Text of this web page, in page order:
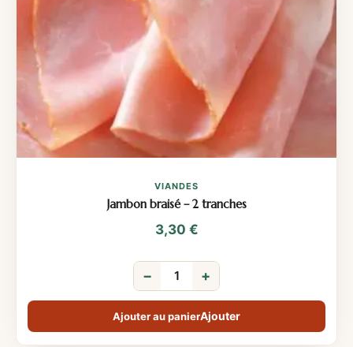
VIANDES
Jambon braisé – 2 tranches
3,30 €
− +
Ajouter au panier